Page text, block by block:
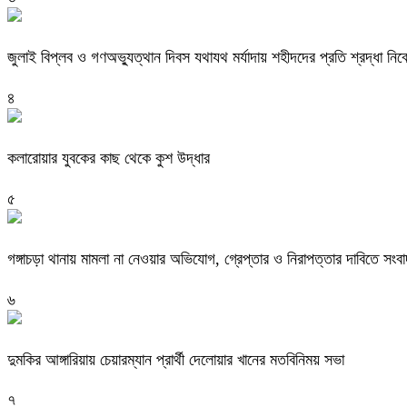
জুলাই বিপ্লব ও গণঅভ্যুত্থান দিবস যথাযথ মর্যাদায় শহীদদের প্রতি শ্রদ্ধা
৪
কলারোয়ার যুবকের কাছ থেকে কুশ উদ্ধার
৫
গঙ্গাচড়া থানায় মামলা না নেওয়ার অভিযোগ, গ্রেপ্তার ও নিরাপত্তার দাবিতে
৬
দুমকির আঙ্গারিয়ায় চেয়ারম্যান প্রার্থী দেলোয়ার খানের মতবিনিময় সভা
৭